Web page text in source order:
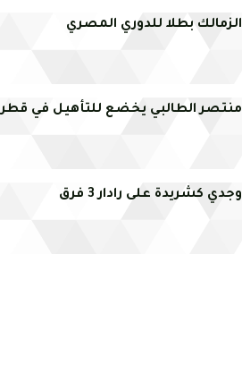
الزمالك بطلا للدوري المصري
منتصر الطالبي يخضع للتأهيل في قطر
وجدي كشريدة على رادار 3 فرق